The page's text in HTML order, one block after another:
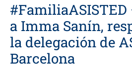
a Imma Sanín,
la delegación de
Barcelona